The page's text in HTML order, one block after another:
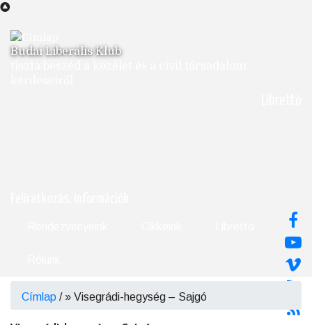
Ugrás
tartalomra
Budai Liberális Klub
Morzsa
Címlap / Visegrádi-hegység – Sajgó